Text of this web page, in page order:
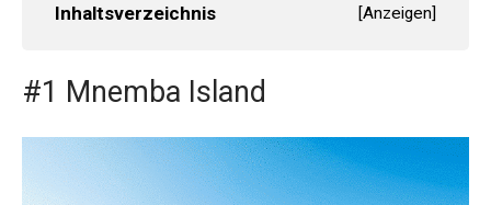
Inhaltsverzeichnis [Anzeigen]
#1 Mnemba Island